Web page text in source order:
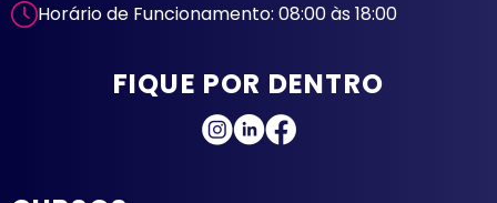
Horário de Funcionamento: 08:00 às 18:00
FIQUE POR DENTRO